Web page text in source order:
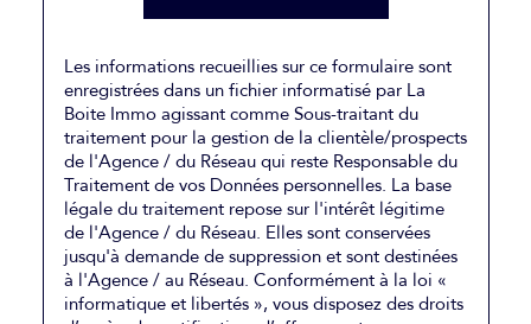
Les informations recueillies sur ce formulaire sont
enregistrées dans un fichier informatisé par La
Boite Immo agissant comme Sous-traitant du
traitement pour la gestion de la clientèle/prospects
de l'Agence / du Réseau qui reste Responsable du
Traitement de vos Données personnelles. La base
légale du traitement repose sur l'intérêt légitime
de l'Agence / du Réseau. Elles sont conservées
jusqu'à demande de suppression et sont destinées
à l'Agence / au Réseau. Conformément à la loi «
informatique et libertés », vous disposez des droits